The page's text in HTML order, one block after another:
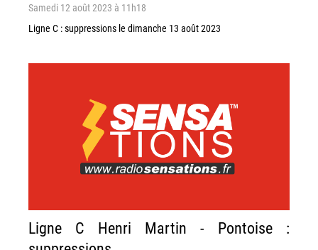
Samedi 12 août 2023 à 11h18
Ligne C : suppressions le dimanche 13 août 2023
Ligne C Henri Martin - Pontoise :